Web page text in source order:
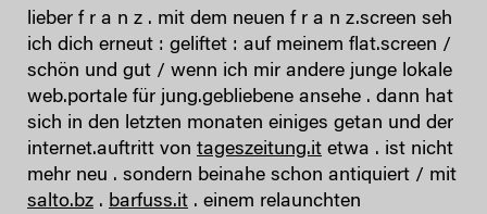
lieber f r a n z . mit dem neuen f r a n z.screen seh
ich dich erneut : geliftet : auf meinem flat.screen /
schön und gut / wenn ich mir andere junge lokale
web.portale für jung.gebliebene ansehe . dann hat
sich in den letzten monaten einiges getan und der
internet.auftritt von tageszeitung.it etwa . ist nicht
mehr neu . sondern beinahe schon antiquiert / mit
salto.bz . barfuss.it . einem relaunchten